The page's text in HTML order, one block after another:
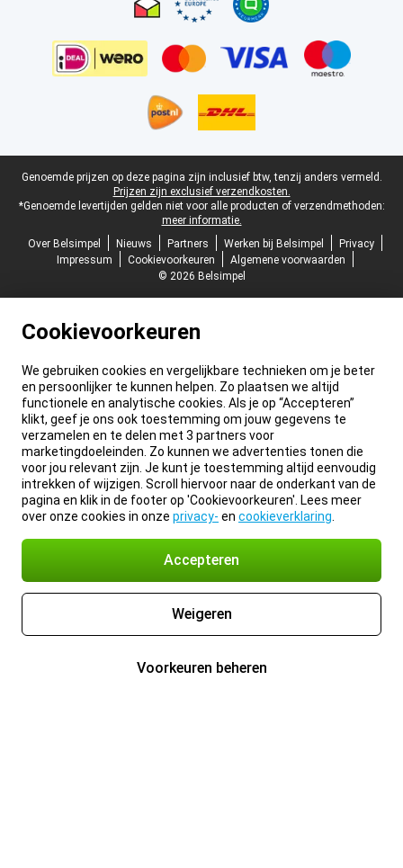
Juridische voettekst
Genoemde prijzen op deze pagina zijn inclusief btw, tenzij anders vermeld.
Prijzen zijn exclusief verzendkosten.
*Genoemde levertijden gelden niet voor alle producten of verzendmethoden:
meer informatie.
Over Belsimpel
Nieuws Partners Werken bij Belsimpel
Privacy
Impressum
Cookievoorkeuren
Algemene voorwaarden
© 2026 Belsimpel
Cookievoorkeuren
We gebruiken cookies en vergelijkbare technieken om je beter
en persoonlijker te kunnen helpen. Zo plaatsen we altijd
functionele en analytische cookies. Als je op “Accepteren”
klikt, geef je ons ook toestemming om jouw gegevens te
verzamelen en te delen met 3 partners voor
marketingdoeleinden. Zo kunnen we advertenties tonen die
voor jou relevant zijn. Je kunt je toestemming altijd eenvoudig
intrekken of wijzigen. Scroll hiervoor naar de onderkant van de
pagina en klik in de footer op 'Cookievoorkeuren'. Lees meer
over onze cookies in onze privacy- en cookieverklaring
Accepteren
Weigeren
Voorkeuren beheren